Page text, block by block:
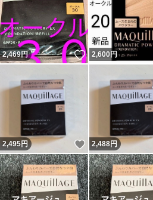
2,469円 いいね！
2,600 円
2,495円 いいね！
2,488円